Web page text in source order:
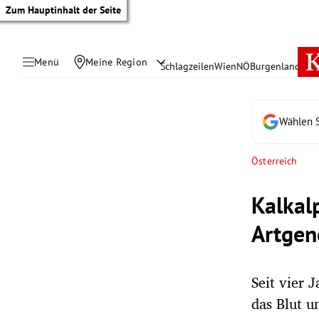
Zum Hauptinhalt der Seite
Menü Meine Region SchlagzeilenWienNÖBurgenland
Wählen
Österreich
Seit vier
das Blut